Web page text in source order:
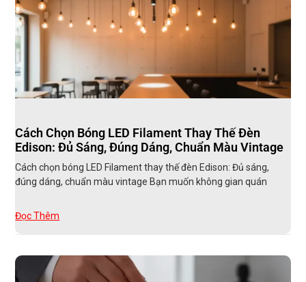
Cách Chọn Bóng LED Filament Thay Thế Đèn
Edison: Đủ Sáng, Đúng Dáng, Chuẩn Màu Vintage
Cách chọn bóng LED Filament thay thế đèn Edison: Đủ sáng,
đúng dáng, chuẩn màu vintage Bạn muốn không gian quán
Đọc Thêm